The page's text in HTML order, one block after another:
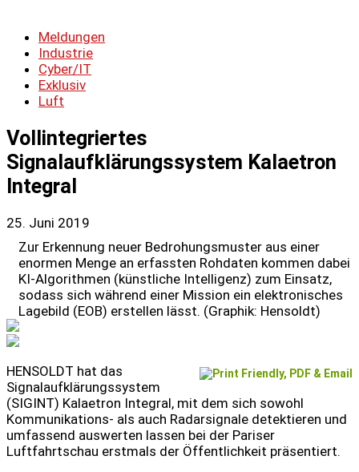
Meldungen
Industrie
Cyber/IT
Exklusiv
Luft
Vollintegriertes
Signalaufklärungssystem Kalaetron
Integral
25. Juni 2019
Zur Erkennung neuer Bedrohungsmuster aus einer
enormen Menge an erfassten Rohdaten kommen dabei
KI-Algorithmen (künstliche Intelligenz) zum Einsatz,
sodass sich während einer Mission ein elektronisches
Lagebild (EOB) erstellen lässt. (Graphik: Hensoldt)
HENSOLDT hat das
Signalaufklärungssystem
(SIGINT) Kalaetron Integral, mit dem sich sowohl
Kommunikations- als auch Radarsignale detektieren und
umfassend auswerten lassen bei der Pariser
Luftfahrtschau erstmals der Öffentlichkeit präsentiert.